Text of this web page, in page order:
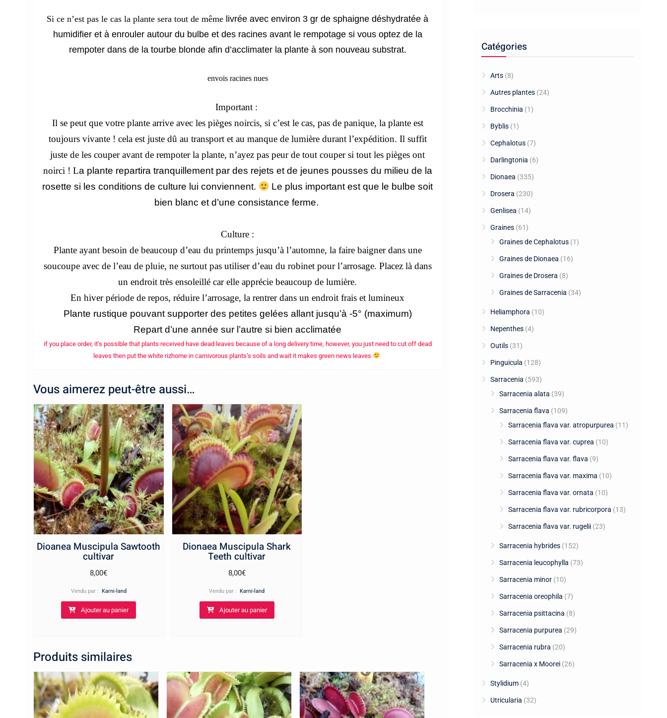
Si ce n’est pas le cas la plante sera tout de même livrée avec environ 3 gr de sphaigne déshydratée à
humidifier et à enrouler autour du bulbe et des racines avant le rempotage si vous optez de la
rempoter dans de la tourbe blonde afin d’acclimater la plante à son nouveau substrat.
envois racines nues
Important :
Il se peut que votre plante arrive avec les pièges noircis, si c’est le cas, pas de panique, la plante est
toujours vivante ! cela est juste dû au transport et au manque de lumière durant l’expédition. Il suffit
juste de les couper avant de rempoter la plante, n’ayez pas peur de tout couper si tout les pièges ont
noirci ! La plante repartira tranquillement par des rejets et de jeunes pousses du milieu de la
rosette si les conditions de culture lui conviennent.
Le plus important est que le bulbe soit
bien blanc et d’une consistance ferme.
Culture :
Plante ayant besoin de beaucoup d’eau du printemps jusqu’à l’automne, la faire baigner dans une
soucoupe avec de l’eau de pluie, ne surtout pas utiliser d’eau du robinet pour l’arrosage. Placez là dans
un endroit très ensoleillé car elle apprécie beaucoup de lumière.
En hiver période de repos, réduire l’arrosage, la rentrer dans un endroit frais et lumineux
Plante rustique pouvant supporter des petites gelées allant jusqu’à -5° (maximum)
Repart d’une année sur l’autre si bien acclimatée
if you place order, it’s possible that plants received have dead leaves because of a long delivery time, however, you just need to cut off dead
leaves then put the white rizhome in carnivorous plants’s soils and wait it makes green news leaves
Vous aimerez peut-être aussi…
Dioanea Muscipula Sawtooth
cultivar
8,00€
Vendu par : Karni-land
Ajouter au panier
Dionaea Muscipula Shark
Teeth cultivar
8,00€
Vendu par :Karni-land
Ajouter au panier
Produits similaires
Catégories
Arts (8)
Autres plantes (24)
Brocchinia (1)
Byblis (1)
Cephalotus (7)
Darlingtonia (6)
Dionaea (335)
Drosera (230)
Genlisea (14)
Graines (61)
Graines de Cephalotus (1)
Graines de Dionaea (16)
Graines de Drosera (8)
Graines de Sarracenia (34)
Heliamphora (10)
Nepenthes (4)
Outils (31)
Pinguicula (128)
Sarracenia (593)
Sarracenia alata (39)
Sarracenia flava (109)
Sarracenia flava var. atropurpurea (11)
Sarracenia flava var. cuprea (10)
Sarracenia flava var. flava (9)
Sarracenia flava var. maxima (10)
Sarracenia flava var. ornata (10)
Sarracenia flava var. rubricorpora (13)
Sarracenia flava var. rugelii (23)
Sarracenia hybrides (152)
Sarracenia leucophylla (73)
Sarracenia minor (10)
Sarracenia oreophila (7)
Sarracenia psittacina (8)
Sarracenia purpurea (29)
Sarracenia rubra (20)
Sarracenia x Moorei (26)
Stylidium (4)
Utricularia (32)